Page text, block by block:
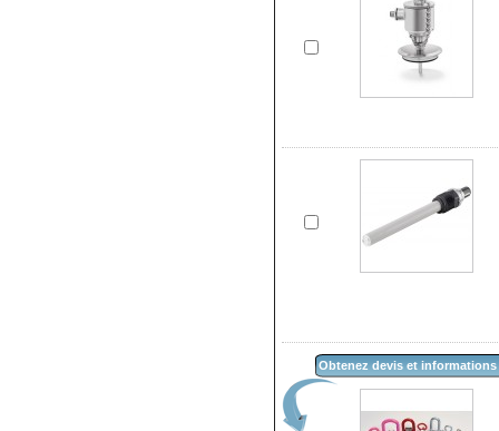
Obtenez devis et informations